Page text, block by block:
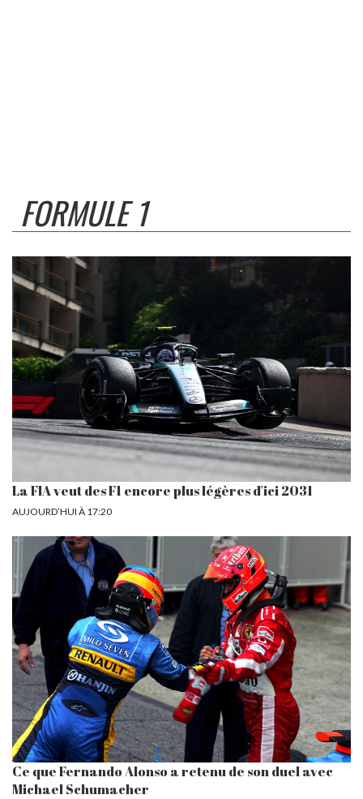
FORMULE 1
La FIA veut des F1 encore plus légères d'ici 2031
AUJOURD’HUI À 17:20
Ce que Fernando Alonso a retenu de son duel avec
Michael Schumacher